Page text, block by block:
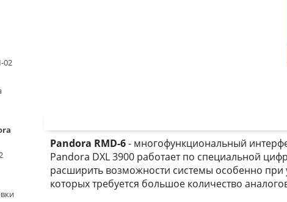
02
Pandora RMD-6- многофункциональный
Pandora DXL 3900 работает по специальной
расширить возможности системы особенно при
которых требуется большое количество